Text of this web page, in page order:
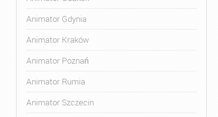
Animator Gdynia
Animator Kraków
Animator Poznań
Animator Rumia
Animator Szczecin